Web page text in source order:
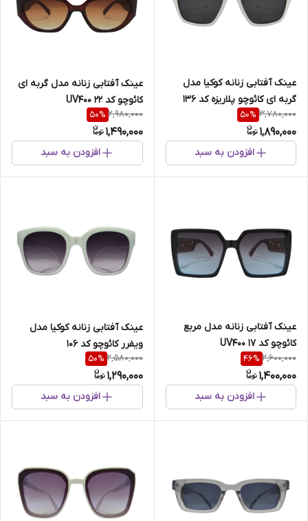
عینک آفتابی زنانه کوکیا مدل
گربه ای کائوچو پلاریزه کد 136
3,780,000
50%
1,890,000
افزودن به سبد
عینک آفتابی زنانه مدل گربه ای
کائوچو کد 22 UV400
2,980,000
50%
1,490,000
افزودن به سبد
عینک آفتابی زنانه مدل مربع
کائوچو کد 17 UV400
2,600,000
46%
1,400,000
افزودن به سبد
عینک آفتابی زنانه کوکیا مدل
ویفرر کائوچو کد 106
2,580,000
50%
1,290,000
افزودن به سبد